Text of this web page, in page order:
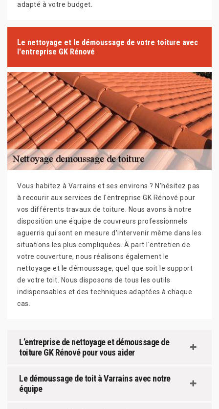
adapté à votre budget.
Le nettoyage et le démoussage de votre toiture avec
l'entreprise GK Rénové
Vous habitez à Varrains et ses environs ? N'hésitez pas
à recourir aux services de l'entreprise GK Rénové pour
vos différents travaux de toiture. Nous avons à notre
disposition une équipe de couvreurs professionnels
aguerris qui sont en mesure d'intervenir même dans les
situations les plus compliquées. À part l'entretien de
votre couverture, nous réalisons également le
nettoyage et le démoussage, quel que soit le support
de votre toit. Nous disposons de tous les outils
indispensables et des techniques adaptées à chaque
cas.
L’entreprise de nettoyage et démoussage de
toiture GK Rénové pour vous aider
Le démoussage de toit à Varrains avec notre
équipe